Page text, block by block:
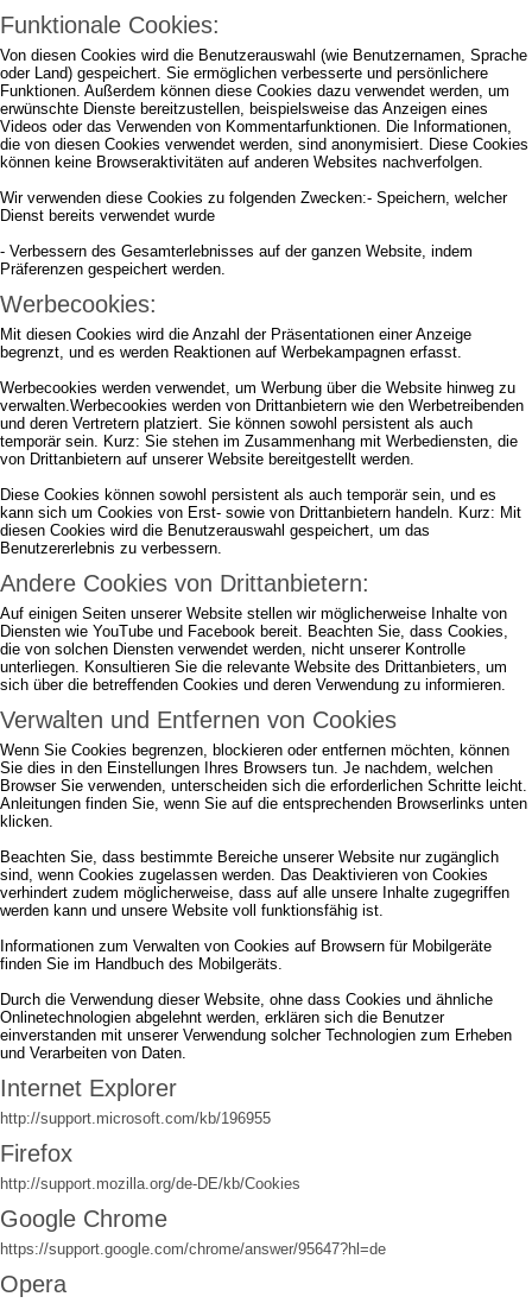
Funktionale Cookies:
Von diesen Cookies wird die Benutzerauswahl (wie Benutzernamen, Sprache
oder Land) gespeichert. Sie ermöglichen verbesserte und persönlichere
Funktionen. Außerdem können diese Cookies dazu verwendet werden, um
erwünschte Dienste bereitzustellen, beispielsweise das Anzeigen eines
Videos oder das Verwenden von Kommentarfunktionen. Die Informationen,
die von diesen Cookies verwendet werden, sind anonymisiert. Diese Cookies
können keine Browseraktivitäten auf anderen Websites nachverfolgen.
Wir verwenden diese Cookies zu folgenden Zwecken:- Speichern, welcher
Dienst bereits verwendet wurde
- Verbessern des Gesamterlebnisses auf der ganzen Website, indem
Präferenzen gespeichert werden.
Werbecookies:
Mit diesen Cookies wird die Anzahl der Präsentationen einer Anzeige
begrenzt, und es werden Reaktionen auf Werbekampagnen erfasst.
Werbecookies werden verwendet, um Werbung über die Website hinweg zu
verwalten.Werbecookies werden von Drittanbietern wie den Werbetreibenden
und deren Vertretern platziert. Sie können sowohl persistent als auch
temporär sein. Kurz: Sie stehen im Zusammenhang mit Werbediensten, die
von Drittanbietern auf unserer Website bereitgestellt werden.
Diese Cookies können sowohl persistent als auch temporär sein, und es
kann sich um Cookies von Erst- sowie von Drittanbietern handeln. Kurz: Mit
diesen Cookies wird die Benutzerauswahl gespeichert, um das
Benutzererlebnis zu verbessern.
Andere Cookies von Drittanbietern:
Auf einigen Seiten unserer Website stellen wir möglicherweise Inhalte von
Diensten wie YouTube und Facebook bereit. Beachten Sie, dass Cookies,
die von solchen Diensten verwendet werden, nicht unserer Kontrolle
unterliegen. Konsultieren Sie die relevante Website des Drittanbieters, um
sich über die betreffenden Cookies und deren Verwendung zu informieren.
Verwalten und Entfernen von Cookies
Wenn Sie Cookies begrenzen, blockieren oder entfernen möchten, können
Sie dies in den Einstellungen Ihres Browsers tun. Je nachdem, welchen
Browser Sie verwenden, unterscheiden sich die erforderlichen Schritte leicht.
Anleitungen finden Sie, wenn Sie auf die entsprechenden Browserlinks unten
klicken.
Beachten Sie, dass bestimmte Bereiche unserer Website nur zugänglich
sind, wenn Cookies zugelassen werden. Das Deaktivieren von Cookies
verhindert zudem möglicherweise, dass auf alle unsere Inhalte zugegriffen
werden kann und unsere Website voll funktionsfähig ist.
Informationen zum Verwalten von Cookies auf Browsern für Mobilgeräte
finden Sie im Handbuch des Mobilgeräts.
Durch die Verwendung dieser Website, ohne dass Cookies und ähnliche
Onlinetechnologien abgelehnt werden, erklären sich die Benutzer
einverstanden mit unserer Verwendung solcher Technologien zum Erheben
und Verarbeiten von Daten.
Internet Explorer
http://support.microsoft.com/kb/196955
Firefox
http://support.mozilla.org/de-DE/kb/Cookies
Google Chrome
https://support.google.com/chrome/answer/95647?hl=de
Opera